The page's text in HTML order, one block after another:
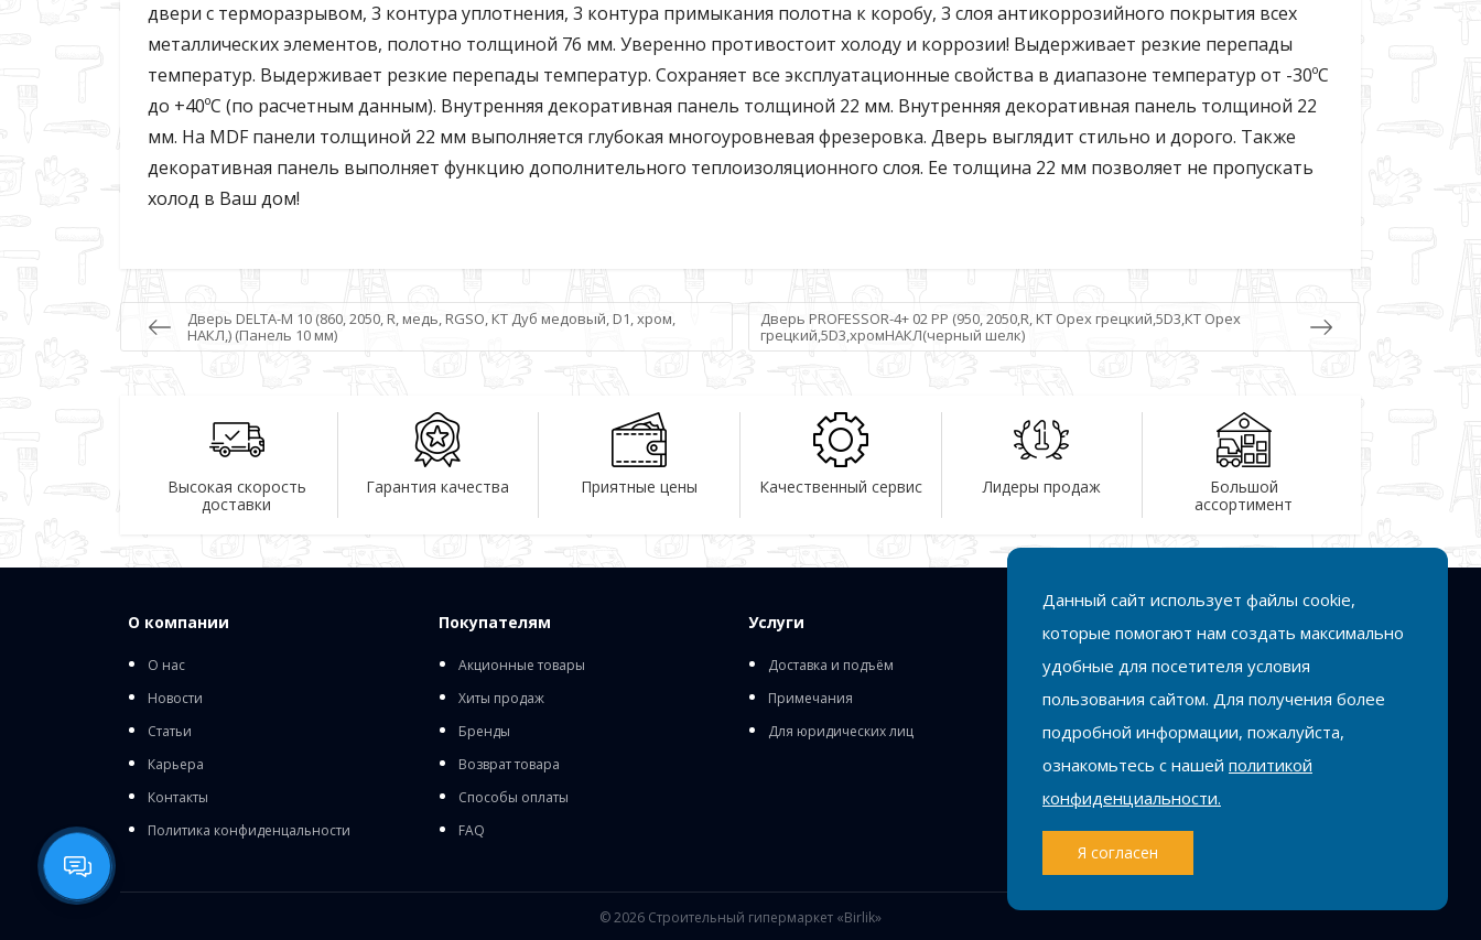
двери с терморазрывом, 3 контура уплотнения, 3 контура примыкания полотна к коробу, 3 слоя антикоррозийного покрытия всех
металлических элементов, полотно толщиной 76 мм. Уверенно противостоит холоду и коррозии! Выдерживает резкие перепады
температур. Выдерживает резкие перепады температур. Сохраняет все эксплуатационные свойства в диапазоне температур от -30ºС
до +40ºС (по расчетным данным). Внутренняя декоративная панель толщиной 22 мм. Внутренняя декоративная панель толщиной 22
мм. На MDF панели толщиной 22 мм выполняется глубокая многоуровневая фрезеровка. Дверь выглядит стильно и дорого. Также
декоративная панель выполняет функцию дополнительного теплоизоляционного слоя. Ее толщина 22 мм позволяет не пропускать
холод в Ваш дом!
Дверь DELTA-M 10 (860, 2050, R, медь, RGSO, КТ Дуб медовый, D1, хром,
НАКЛ,) (Панель 10 мм)
Дверь PROFESSOR-4+ 02 РР (950, 2050,R, KT Орех грецкий,5D3,КТ Орех
грецкий,5D3,хромНАКЛ(черный шелк)
Высокая скорость
доставки
Гарантия качества Приятные цены Качественный сервис Лидеры продаж
Большой
ассортимент
О компании
О нас
Новости
Статьи
Карьера
Контакты
Политика конфиденцальности
Покупателям
Акционные товары
Хиты продаж
Бренды
Возврат товара
Способы оплаты
FAQ
Услуги
Доставка и подъём
Примечания
Для юридических лиц
Подписаться
© 2026 Строительный гипермаркет «Birlik»
1 Birlik
Данный сайт использует файлы cookie,
которые помогают нам создать максимально
удобные для посетителя условия
пользования сайтом. Для получения более
подробной информации, пожалуйста,
ознакомьтесь с нашей политикой
конфиденциальности.
Я согласен